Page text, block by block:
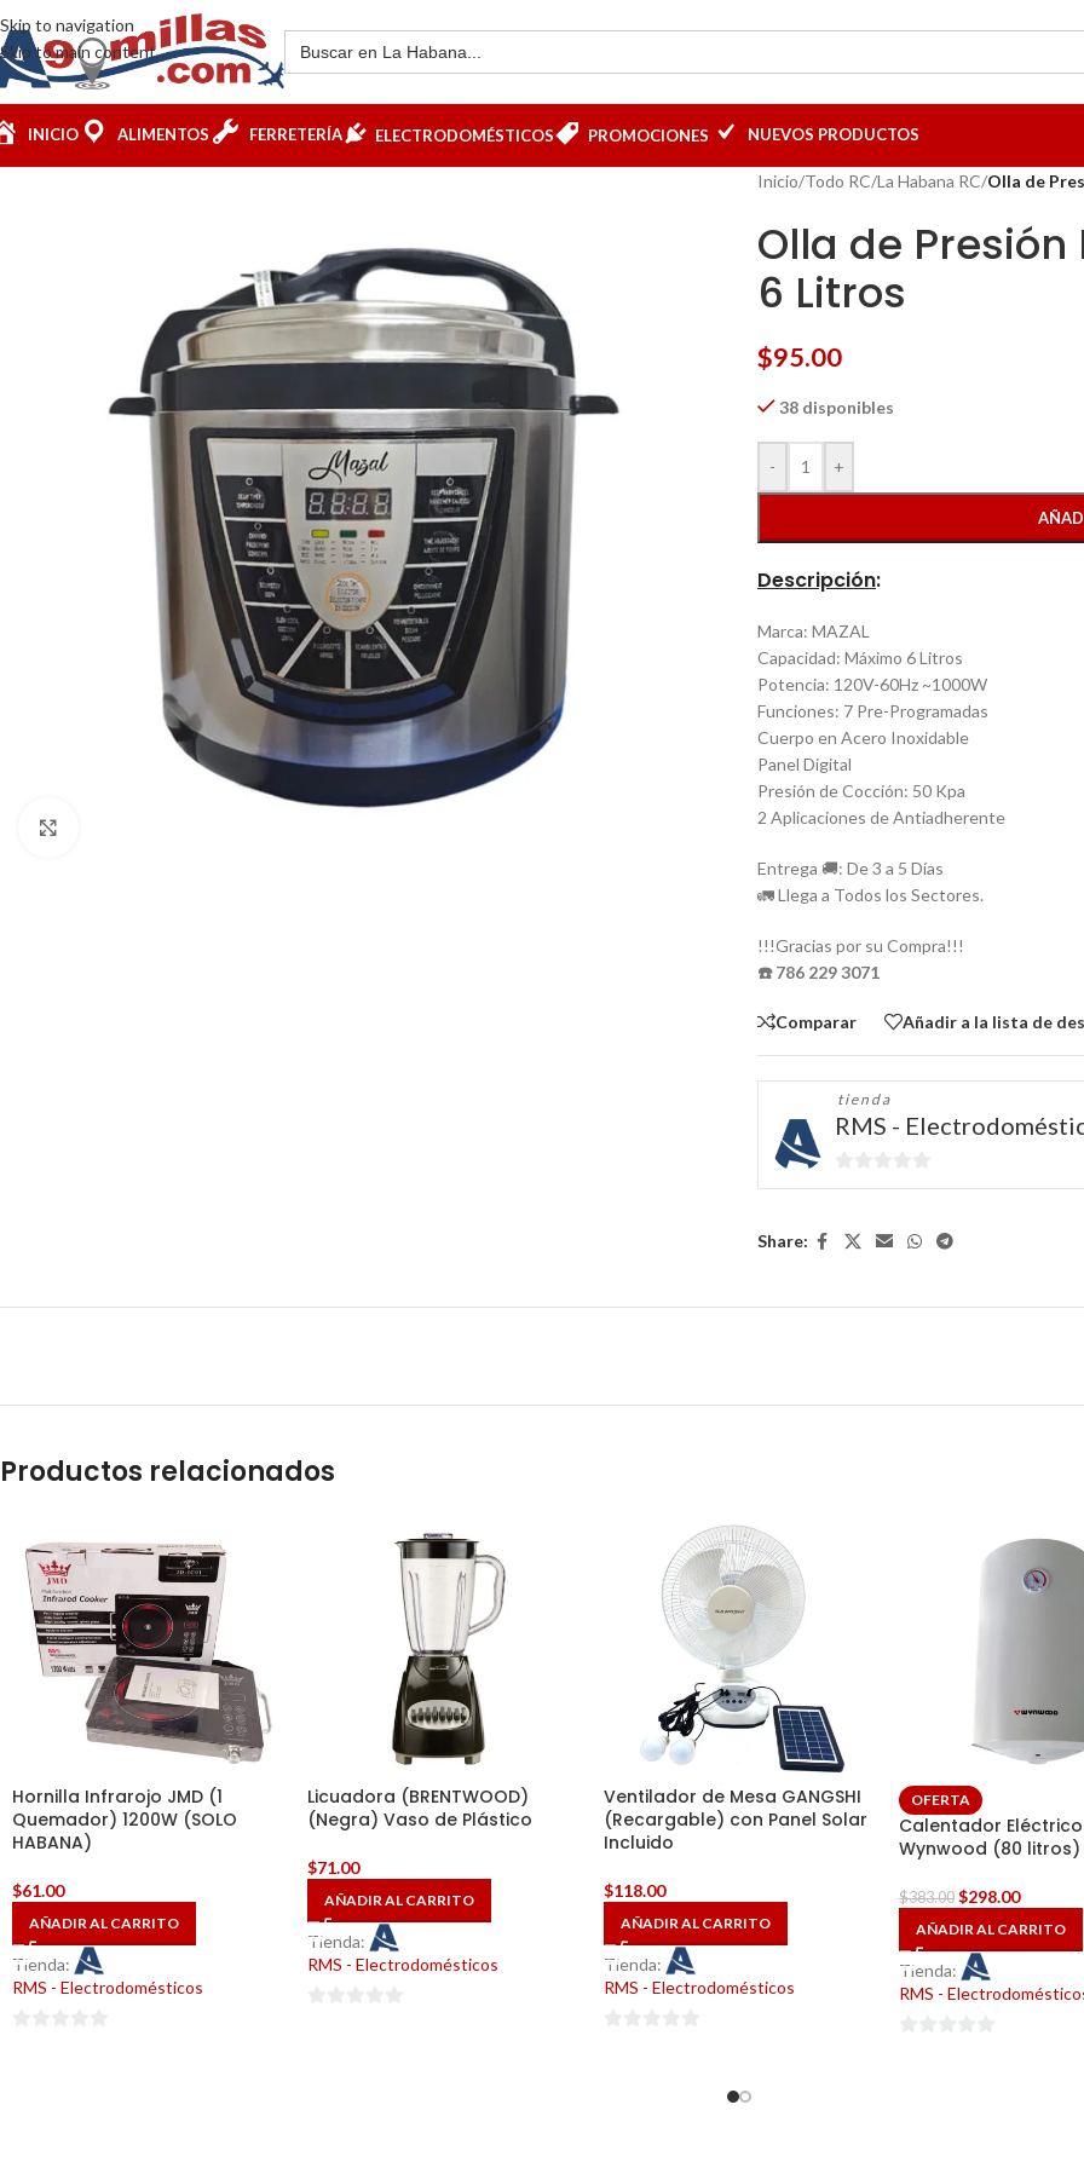
Skip to navigation
Skip to main content
INICIO ALIMENTOS FERRETERÍA ELECTRODOMÉSTICOS PROMOCIONES NUEVOS PRODUCTOS
Inicio/Todo RC/La Habana RC/Olla de
Olla de
6 Litros
$95.00
38 disponibles
- +
Descripción:
Marca: MAZAL
Capacidad: Máximo 6 Litros
Potencia: 120V-60Hz ~1000W
Funciones: 7 Pre-Programadas
Cuerpo en Acero Inoxidable
Panel Digital
Presión de Cocción: 50 Kpa
2 Aplicaciones de Antiadherente
Entrega 🚚: De 3 a 5 Días
🚛 Llega a Todos los Sectores.
!!!Gracias por su Compra!!!
☎️ 786 229 3071
Comparar Añadir a la lista de
tienda
RMS -
0
Share:
Productos relacionados
Hornilla Infrarojo JMD (1
Quemador) 1200W (SOLO
HABANA)
$61.00
AÑADIR AL CARRITO
Tienda:
RMS - Electrodomésticos
Licuadora (BRENTWOOD)
(Negra) Vaso de Plástico
$71.00
AÑADIR AL CARRITO
Tienda:
RMS - Electrodomésticos
Ventilador de Mesa GANGSHI
(Recargable) con Panel Solar
Incluido
$118.00
AÑADIR AL CARRITO
Tienda:
RMS - Electrodomésticos
OFERTA
Calentador
Wynwood (80 litros)
$383.00 $298.00
AÑADIR AL CARRITO
Tienda:
RMS -